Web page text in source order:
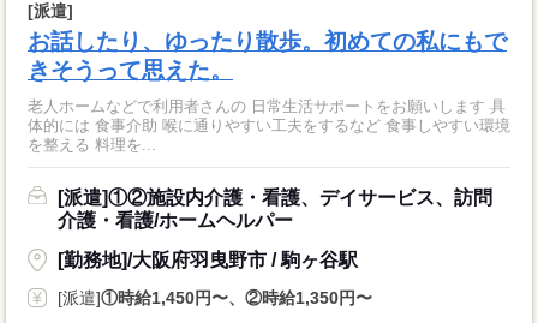
[派遣]
お話したり、ゆったり散歩。初めての私にもで
きそうって思えた。
老人ホームなどで利用者さんの 日常生活サポートをお願いします 具
体的には 食事介助 喉に通りやすい工夫をするなど 食事しやすい環境
を整える 料理を...
[派遣]①②施設内介護・看護、デイサービス、訪問
介護・看護/ホームヘルパー
[勤務地]/大阪府羽曳野市 / 駒ヶ谷駅
[派遣]①時給1,450円〜、②時給1,350円〜